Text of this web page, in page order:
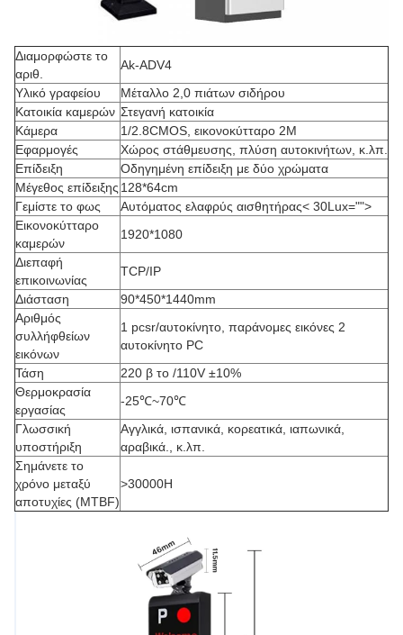
Διαμορφώστε το
αριθ.
Ak-ADV4
Υλικό γραφείου
Μέταλλο 2,0 πιάτων σιδήρου
Κατοικία καμερών Στεγανή κατοικία
Κάμερα
1/2.8CMOS, εικονοκύτταρο 2M
Εφαρμογές
Χώρος στάθμευσης, πλύση αυτοκινήτων, κ.λπ.
Επίδειξη
Οδηγημένη επίδειξη με δύο χρώματα
Μέγεθος επίδειξης 128*64cm
Γεμίστε το φως
Αυτόματος ελαφρύς αισθητήρας< 30Lux="">
Εικονοκύτταρο
καμερών
1920*1080
Διεπαφή
επικοινωνίας
TCP/IP
Διάσταση
90*450*1440mm
Αριθμός
συλλήφθείων
εικόνων
1 pcsr/αυτοκίνητο, παράνομες εικόνες 2
αυτοκίνητο PC
Τάση
220 β το /110V ±10%
Θερμοκρασία
εργασίας
-25℃~70℃
Γλωσσική
υποστήριξη
Αγγλικά, ισπανικά, κορεατικά, ιαπωνικά,
αραβικά., κ.λπ.
Σημάνετε το
χρόνο μεταξύ
αποτυχίες (MTBF)
>30000H